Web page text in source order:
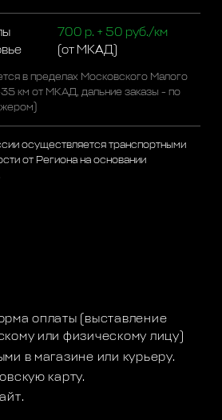
700 р. + 50 руб./км
(от МКАД)
в пределах Московского Малого
км от МКАД, дальние заказы - по
осуществляется транспортными
от Региона на основании
оплаты (выставление
или физическому лицу)
в магазине или курьеру.
карту.